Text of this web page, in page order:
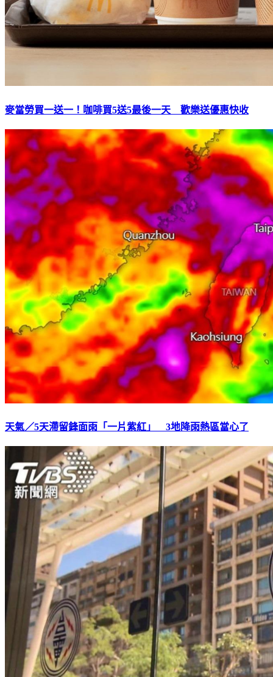
麥當勞買一送一！咖啡買5送5最後一天 歡樂送優惠快收
天氣／5天滯留鋒面雨「一片紫紅」 3地降雨熱區當心了